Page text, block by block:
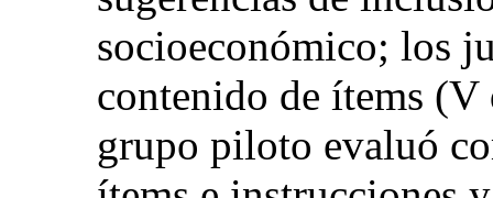
socioeconómico; los
contenido de ítems
grupo piloto evaluó